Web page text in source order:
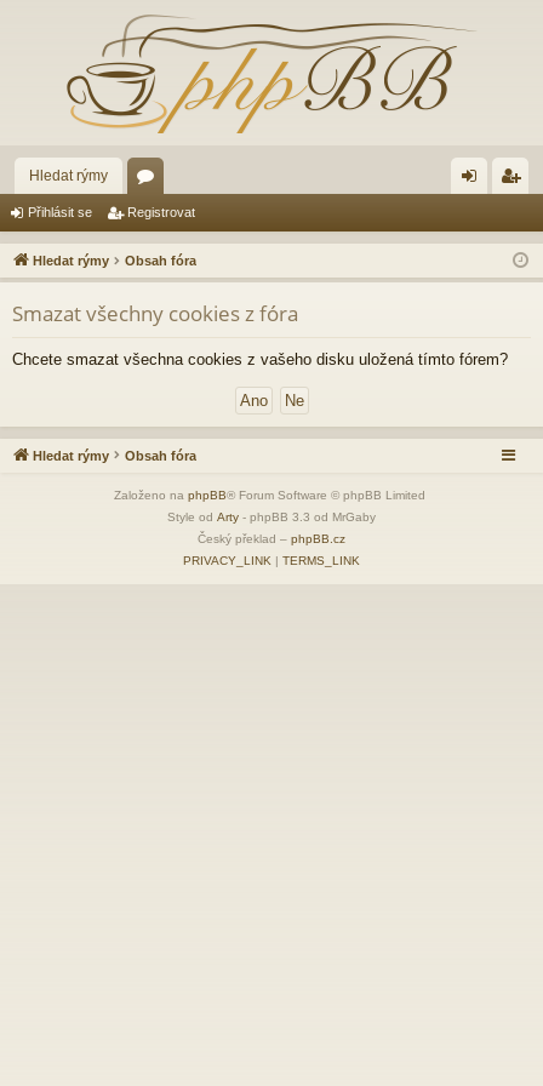
Hledat rýmy
ór
a lá
sit
ist
ro
Přihlásit se Registrovat
Hledat rýmy Obsah fóra
Smazat všechny cookies z fóra
Chcete smazat všechna cookies z vašeho disku uložená tímto fórem?
Hledat rýmy Obsah fóra
Založeno na phpBB® Forum Software © phpBB Limited
Style od Arty - phpBB 3.3 od MrGaby
Český překlad – phpBB.cz
PRIVACY_LINK | TERMS_LINK